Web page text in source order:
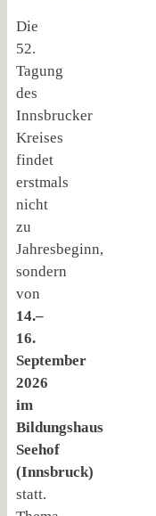
Die
52.
Tagung
des
Innsbrucker
Kreises
findet
erstmals
nicht
zu
Jahresbeginn,
sondern
von
14.–
16.
September
2026
im
Bildungshaus
Seehof
(Innsbruck)
statt.